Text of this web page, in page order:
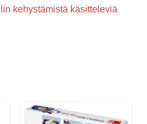
kehystämistä käsitteleviä